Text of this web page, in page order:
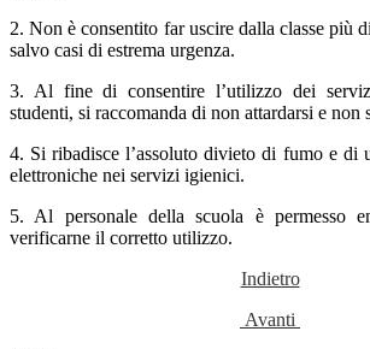
2. Non è consentito far uscire dalla classe più
salvo casi di estrema urgenza.
3. Al fine di consentire l’utilizzo dei
studenti, si raccomanda di non attardarsi e non
4. Si ribadisce l’assoluto divieto di fumo e di
elettroniche nei servizi igienici.
5. Al personale della scuola è permesso
verificarne il corretto utilizzo.
Indietro
Avanti